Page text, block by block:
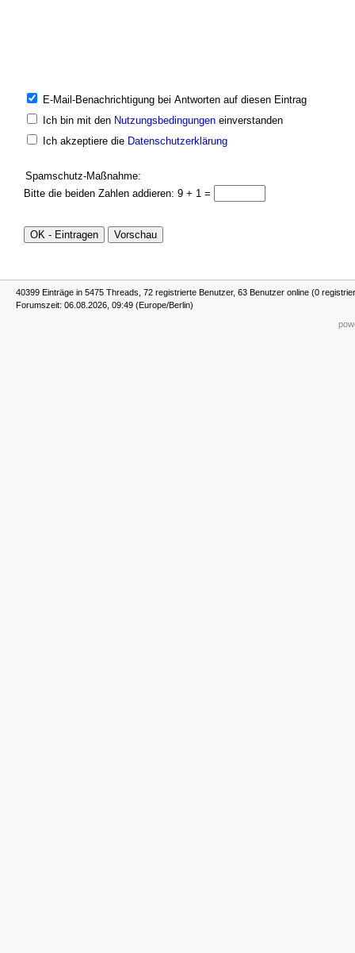
E-Mail-Benachrichtigung bei Antworten auf diesen Eintrag
Ich bin mit den Nutzungsbedingungeneinverstanden
Ich akzeptiere die Datenschutzerklärung
Spamschutz-Maßnahme:
Bitte die beiden Zahlen addieren: 9 + 1 =
40399 Einträge in 5475 Threads, 72 registrierte Benutzer, 63 Benutzer online (0
Forumszeit: 06.08.2026, 09:49 (Europe/Berlin)